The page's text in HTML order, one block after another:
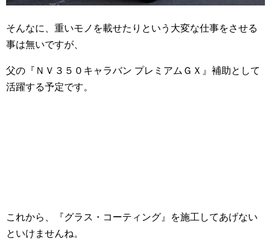
そんなに、重いモノを載せたりという大変な仕事をさせる
事は無いですが、
父の『ＮＶ３５０キャラバン プレミアムＧＸ』補助として
活躍する予定です。
これから、『グラス・コーティング』を施工してあげない
といけませんね。